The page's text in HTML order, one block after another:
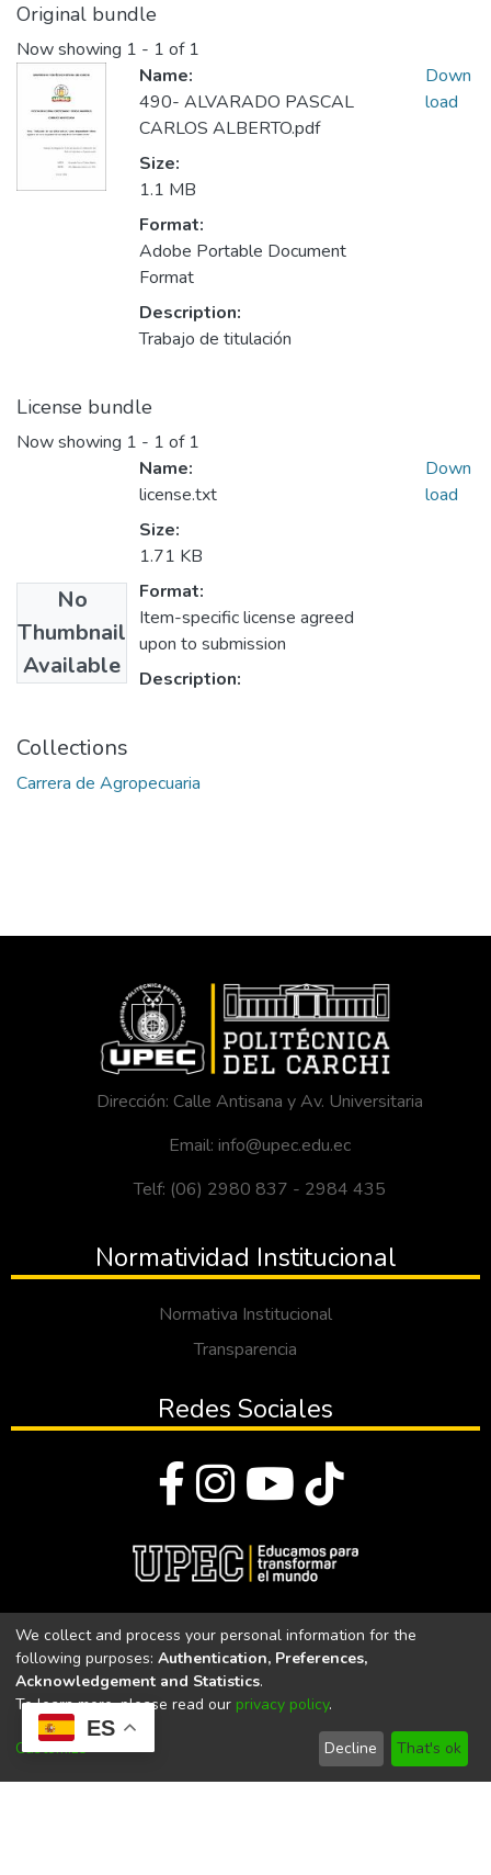
ES
Original bundle
Now showing 1 - 1 of 1
Name:
490- ALVARADO PASCAL
CARLOS ALBERTO.pdf
Size:
1.1 MB
Format:
Adobe Portable Document
Format
Description:
Trabajo de titulación
Down
load
License bundle
Now showing 1 - 1 of 1
No
Thumbnail
Available
Name:
license.txt
Size:
1.71 KB
Format:
Item-specific license agreed
upon to submission
Description:
Down
load
Collections
Carrera de Agropecuaria
Dirección: Calle Antisana y Av. Universitaria
Email: info@upec.edu.ec
Telf: (06) 2980 837 - 2984 435
Normatividad Institucional
Normativa Institucional
Transparencia
Redes Sociales
Universidad Politécnica Estatal del Carchi
Universidad Politécnica Estatal del Carchi | Acreditada por el
CACES Resolución N°. 160-SE-33-CACES-2020
We collect and process your personal information for the
following purposes: Authentication, Preferences,
Acknowledgement and Statistics.
To learn more, please read our privacy policy.
Customize Decline That's ok